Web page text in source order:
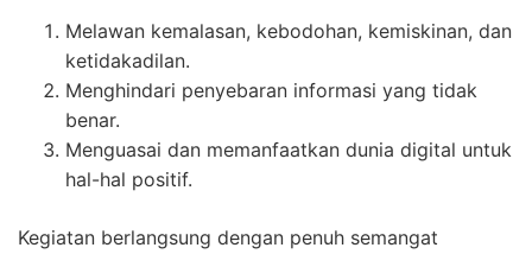
Melawan kemalasan, kebodohan, kemiskinan, dan
ketidakadilan.
Menghindari penyebaran informasi yang tidak
benar.
Menguasai dan memanfaatkan dunia digital untuk
hal-hal positif.
Kegiatan berlangsung dengan penuh semangat